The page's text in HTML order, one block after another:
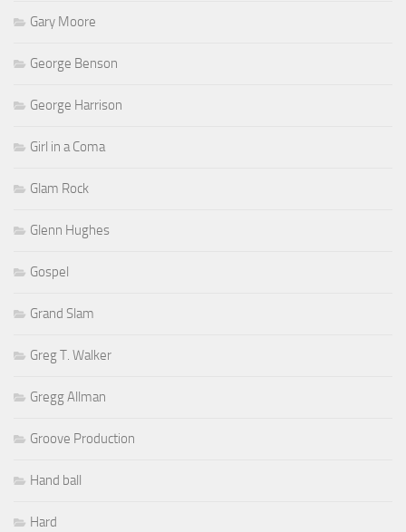
Gary Moore
George Benson
George Harrison
Girl in a Coma
Glam Rock
Glenn Hughes
Gospel
Grand Slam
Greg T. Walker
Gregg Allman
Groove Production
Hand ball
Hard